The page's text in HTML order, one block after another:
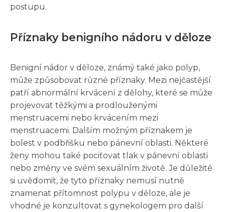
postupu.
Příznaky benigního nádoru v děloze
Benigní nádor v děloze, známý také jako polyp,
může způsobovat různé příznaky. Mezi nejčastější
patří abnormální krvácení z dělohy, které se může
projevovat těžkými a prodlouženými
menstruacemi nebo krvácením mezi
menstruacemi. Dalším možným příznakem je
bolest v podbřišku nebo pánevní oblasti. Některé
ženy mohou také pociťovat tlak v pánevní oblasti
nebo změny ve svém sexuálním životě. Je důležité
si uvědomit, že tyto příznaky nemusí nutně
znamenat přítomnost polypu v děloze, ale je
vhodné je konzultovat s gynekologem pro další